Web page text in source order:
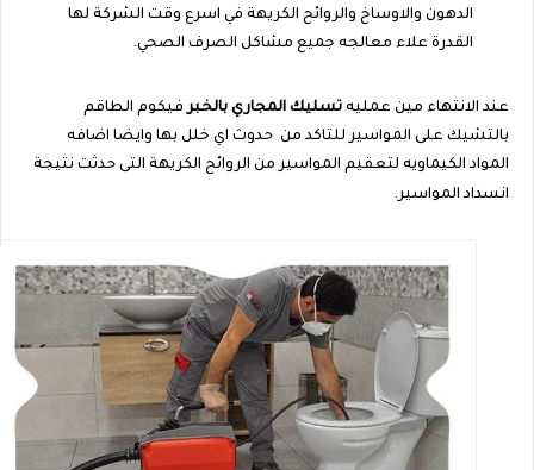
الدهون والاوساخ والروائح الكريهة في اسرع وقت الشركة لها
القدرة علاء معالجه جميع مشاكل الصرف الصحي.
عند الانتهاء مين عمليه تسليك المجاري بالخبر فيكوم الطاقم
بالتشيك على المواسير للتاكد من حدوث اي خلل بها وايضا اضافه
المواد الكيماويه لتعقيم المواسير من الروائح الكريهة التى حدثت نتيجة
انسداد المواسير.